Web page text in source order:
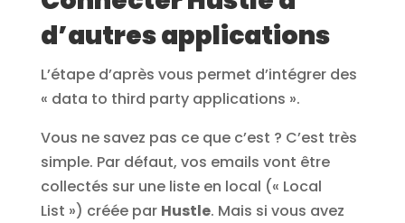
d’autres applications
L’étape d’après vous permet d’intégrer des
« data to third party applications ».
Vous ne savez pas ce que c’est ? C’est très
simple. Par défaut, vos emails vont être
collectés sur une liste en local (« Local
List ») créée par Hustle. Mais si vous avez